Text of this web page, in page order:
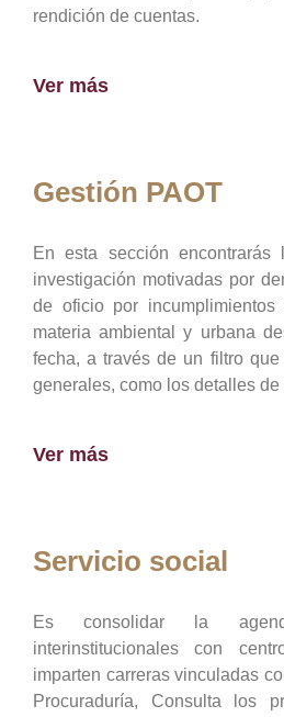
rendición de cuentas.
Ver más
Gestión PAOT
En esta sección
investigación motivadas por
de oficio por
materia ambiental y urbana
fecha, a través de un filtro
generales, como los detalles
Ver más
Servicio social
Es consolidar la
interinstitucionales con
imparten carreras vinculadas
Procuraduría, Consulta los